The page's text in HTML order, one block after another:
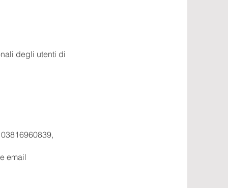
degli utenti di
email